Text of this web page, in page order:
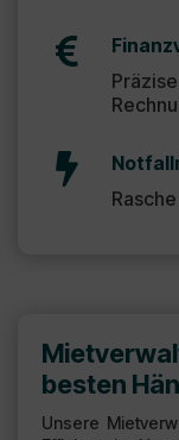


besten
Unsere